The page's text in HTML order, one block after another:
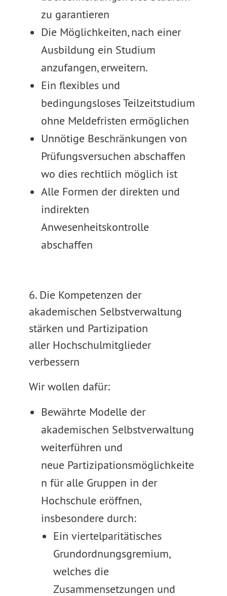
zu garantieren
Die Möglichkeiten, nach einer
Ausbildung ein Studium
anzufangen, erweitern.
Ein flexibles und
bedingungsloses Teilzeitstudium
ohne Meldefristen ermöglichen
Unnötige Beschränkungen von
Prüfungsversuchen abschaffen
wo dies rechtlich möglich ist
Alle Formen der direkten und
indirekten
Anwesenheitskontrolle
abschaffen
6​​​​. Die Kompetenzen der
akademischen Selbstverwaltung
stärken und Partizipation
aller Hochschulmitglieder
verbessern
Wir wollen dafür:
Bewährte Modelle der
akademischen Selbstverwaltung
weiterführen und
neue Partizipationsmöglichkeite
n für alle Gruppen in der
Hochschule eröffnen,
insbesondere durch:
Ein viertelparitätisches
Grundordnungsgremium,
welches die
Zusammensetzungen und